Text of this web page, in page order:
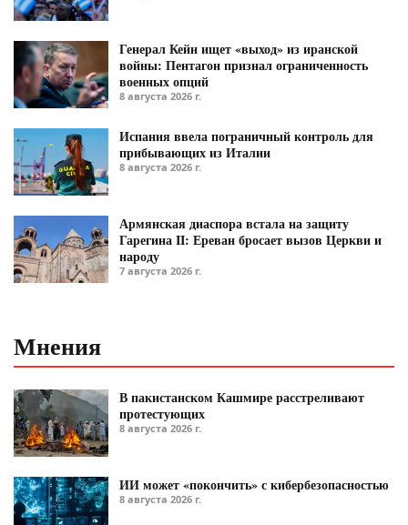
Генерал Кейн ищет «выход» из иранской
войны: Пентагон признал ограниченность
военных опций
8 августа 2026 г.
Испания ввела пограничный контроль для
прибывающих из Италии
8 августа 2026 г.
Армянская диаспора встала на защиту
Гарегина II: Ереван бросает вызов Церкви и
народу
7 августа 2026 г.
Мнения
В пакистанском Кашмире расстреливают
протестующих
8 августа 2026 г.
ИИ может «покончить» с кибербезопасностью
8 августа 2026 г.